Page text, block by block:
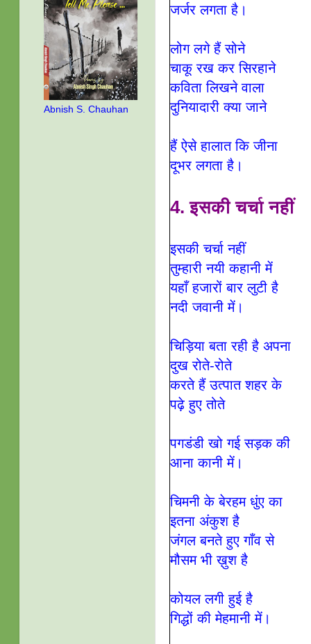
जर्जर लगता है।
लोग लगे हैं सोने
चाकू रख कर सिरहाने
कविता लिखने वाला
दुनियादारी क्या जाने
हैं ऐसे हालात कि जीना
दूभर लगता है।
4. इसकी चर्चा नहीं
इसकी चर्चा नहीं
तुम्हारी नयी कहानी में
यहाँ हजारों बार लुटी है
नदी जवानी में।
चिड़िया बता रही है अपना
दुख रोते-रोते
करते हैं उत्पात शहर के
पढ़े हुए तोते
पगडंडी खो गई सड़क की
आना कानी में।
चिमनी के बेरहम धुंए का
इतना अंकुश है
जंगल बनते हुए गाँव से
मौसम भी ख़ुश है
कोयल लगी हुई है
गिद्धों की मेहमानी में।
Abnish S. Chauhan